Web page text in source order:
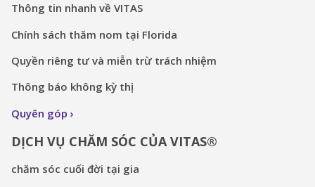
Thông tin nhanh về VITAS
Chính sách thăm nom tại Florida
Quyền riêng tư và miễn trừ trách nhiệm
Thông báo không kỳ thị
Quyên góp
DỊCH VỤ CHĂM SÓC CỦA VITAS®
chăm sóc cuối đời tại gia